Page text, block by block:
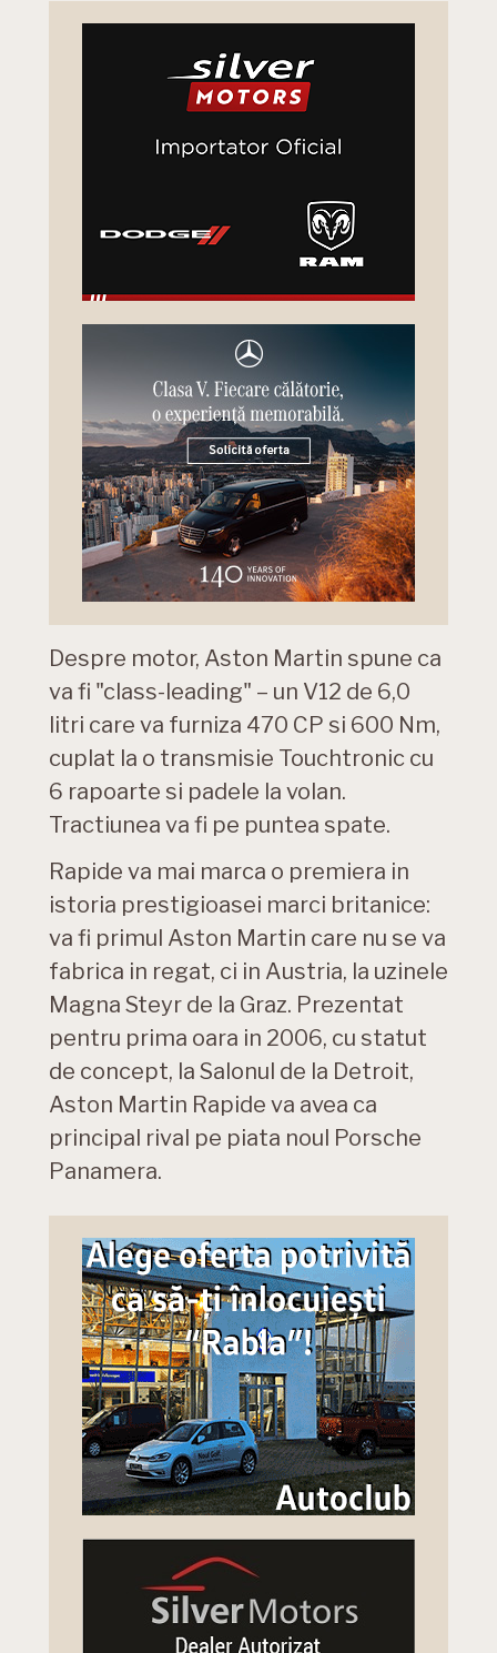
Despre motor, Aston Martin spune ca
va fi "class-leading" – un V12 de 6,0
litri care va furniza 470 CP si 600 Nm,
cuplat la o transmisie Touchtronic cu
6 rapoarte si padele la volan.
Tractiunea va fi pe puntea spate.
Rapide va mai marca o premiera in
istoria prestigioasei marci britanice:
va fi primul Aston Martin care nu se va
fabrica in regat, ci in Austria, la uzinele
Magna Steyr de la Graz. Prezentat
pentru prima oara in 2006, cu statut
de concept, la Salonul de la Detroit,
Aston Martin Rapide va avea ca
principal rival pe piata noul Porsche
Panamera.